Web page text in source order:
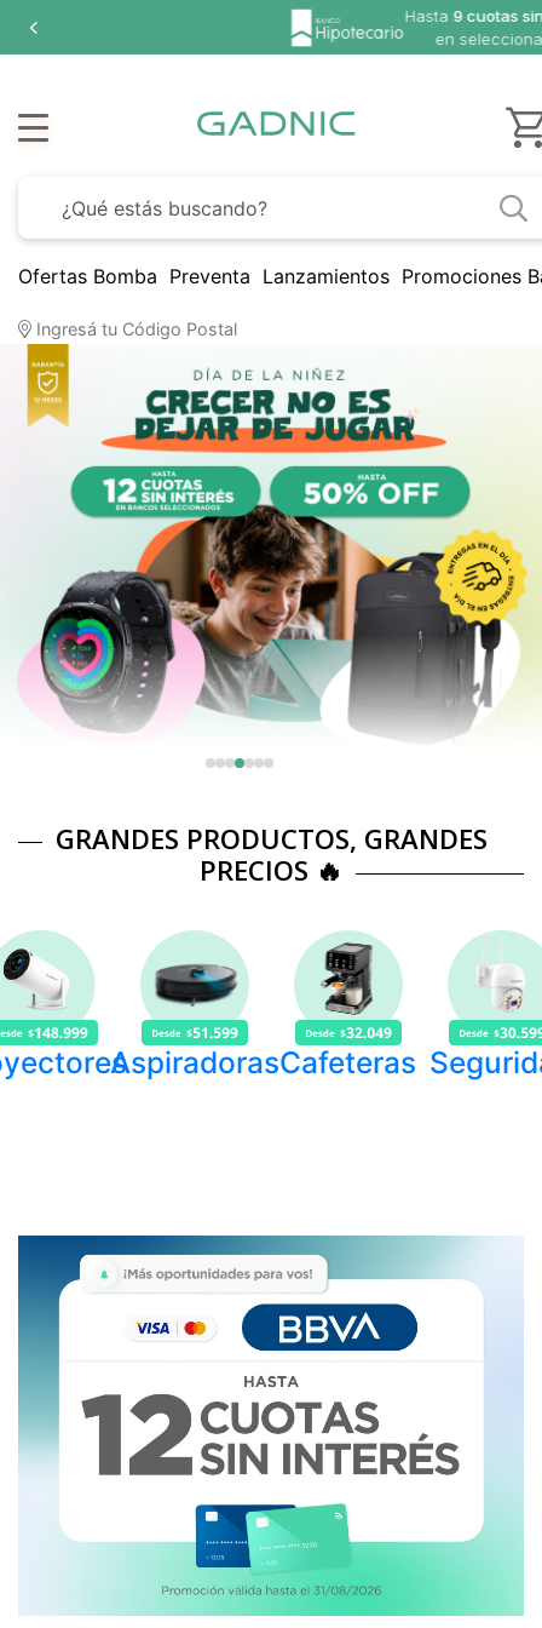
Hasta
en
Ofertas Bomba Preventa Lanzamientos Promociones
Ingresá tu Código Postal
GRANDES PRODUCTOS, GRANDES
PRECIOS 🔥
AspiradorasCafeteras